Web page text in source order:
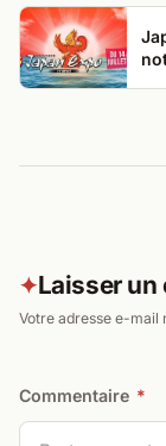
✦Laisser
Votre adresse e-mail
Commentaire *